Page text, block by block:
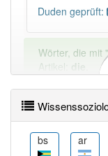
Duden geprüft:
Wörter, die mit
Artikel:
die
DIE:
4 354
bs ar